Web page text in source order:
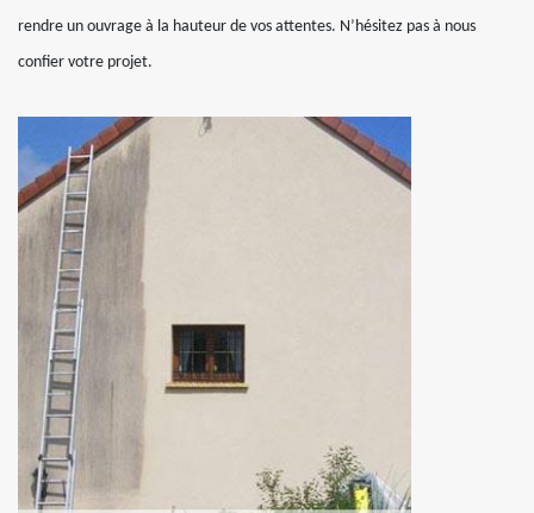
rendre un ouvrage à la hauteur de vos attentes. N’hésitez pas à nous
confier votre projet.